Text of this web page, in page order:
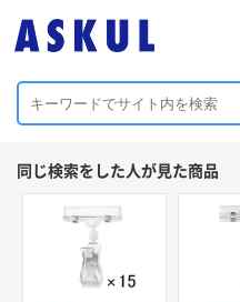
同じ検索をした人が見た商品